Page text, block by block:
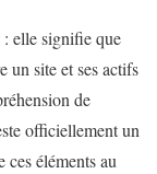
: elle signifie que
un site et ses actifs
de
officiellement un
éléments au